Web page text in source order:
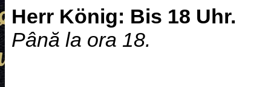
Herr König: Bis 18 Uhr.
Până la ora 18.